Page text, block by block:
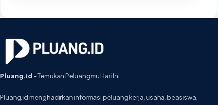
Pluang.id - Temukan Peluangmu Hari Ini.
Pluang.id menghadirkan informasi peluang kerja, usaha, beasiswa,